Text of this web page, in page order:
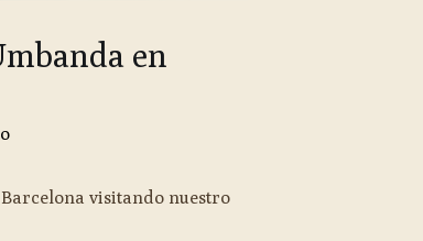
en
visitando nuestro